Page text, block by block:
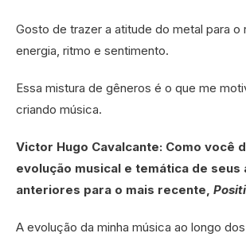
Gosto de trazer a atitude do metal para o
energia, ritmo e sentimento.
Essa mistura de gêneros é o que me
criando música.
Victor Hugo Cavalcante: Como você
evolução musical e temática de seus
anteriores para o mais recente,
A evolução da minha música ao longo